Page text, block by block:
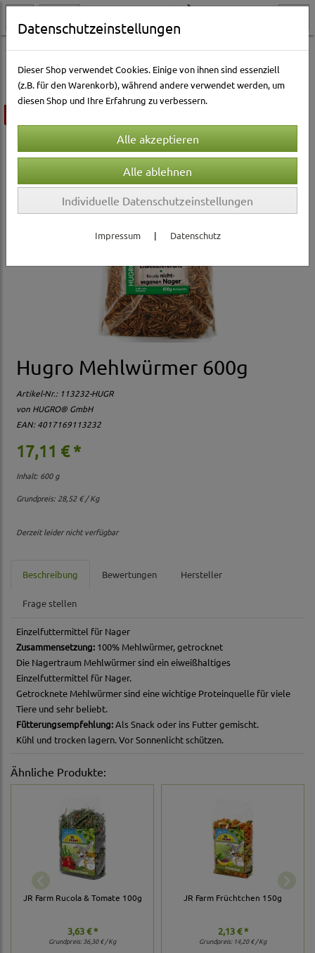
Kleintierwelt Kleintierfutter & Snacks Zwerg-/Hamster
Hugro Mehlwürmer 600g
Artikel-Nr.: 113232-HUGR
von HUGRO® GmbH
EAN: 4017169113232
17,11 € *
Inhalt: 600 g
Grundpreis: 28,52 € / Kg
Derzeit leider nicht verfügbar
Beschreibung Bewertungen Hersteller
Frage stellen
Einzelfuttermittel für Nager
Zusammensetzung: 100% Mehlwürmer, getrocknet
Die Nagertraum Mehlwürmer sind ein eiweißhaltiges
Einzelfuttermittel für Nager.
Getrocknete Mehlwürmer sind eine wichtige Proteinquelle für viele
Tiere und sehr beliebt.
Fütterungsempfehlung:Als Snack oder ins Futter gemischt.
Kühl und trocken lagern. Vor Sonnenlicht schützen.
Ähnliche Produkte:
JR Farm Rucola & Tomate 100g
3,63 € *
Grundpreis:36,30 € / Kg
JR Farm Früchtchen 150g
2,13 € *
Grundpreis: 14,20 € / Kg
Datenschutzeinstellungen
Dieser Shop verwendet Cookies. Einige von ihnen sind essenziell
(z.B. für den Warenkorb), während andere verwendet werden, um
diesen Shop und Ihre Erfahrung zu verbessern.
Individuelle Datenschutzeinstellungen
Impressum | Datenschutz